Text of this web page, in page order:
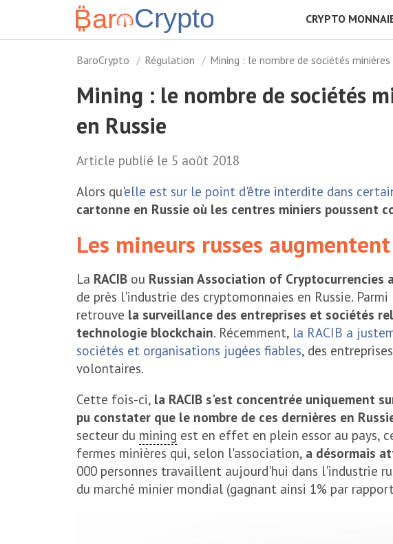
CRYPTO
BaroCrypto Régulation Mining : le nombre de sociétés
Mining : le nombre de sociétés
en Russie
Article publié le 5 août 2018
Alors qu'elle est sur le point d'être interdite dans
cartonne en Russie où les centres miniers poussent
Les mineurs russes
La RACIB ou Russian Association of Cryptocurrencies
de près l'industrie des cryptomonnaies en Russie.
retrouve la surveillance des entreprises et sociétés
technologie blockchain. Récemment, la RACIB a
sociétés et organisations jugées fiables, des
volontaires.
Cette fois-ci, la RACIB s'est concentrée uniquement
pu constater que le nombre de ces dernières en
secteur du mining est en effet en plein essor au pays,
fermes minières qui, selon l'association, a désormais
000 personnes travaillent aujourd'hui dans l'industrie
du marché minier mondial (gagnant ainsi 1% par